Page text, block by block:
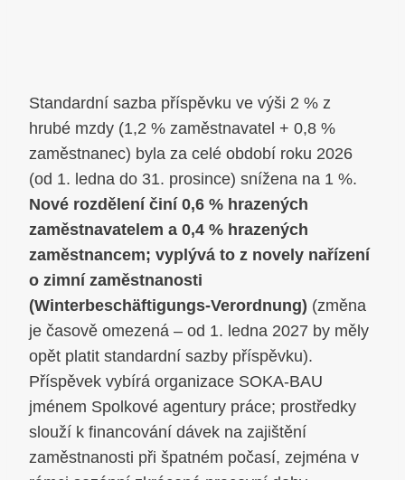
Standardní sazba příspěvku ve výši 2 % z
hrubé mzdy (1,2 % zaměstnavatel + 0,8 %
zaměstnanec) byla za celé období roku 2026
(od 1. ledna do 31. prosince) snížena na 1 %.
Nové rozdělení činí 0,6 % hrazených
zaměstnavatelem a 0,4 % hrazených
zaměstnancem; vyplývá to z novely nařízení
o zimní zaměstnanosti
(Winterbeschäftigungs-Verordnung) (změna
je časově omezená – od 1. ledna 2027 by měly
opět platit standardní sazby příspěvku).
Příspěvek vybírá organizace SOKA-BAU
jménem Spolkové agentury práce; prostředky
slouží k financování dávek na zajištění
zaměstnanosti při špatném počasí, zejména v